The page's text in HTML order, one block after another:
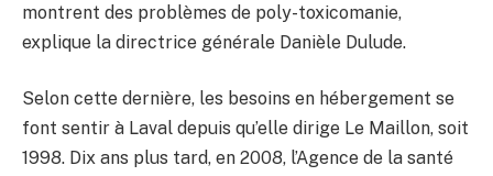
montrent des problèmes de poly-toxicomanie,
explique la directrice générale Danièle Dulude.
Selon cette dernière, les besoins en hébergement se
font sentir à Laval depuis qu’elle dirige Le Maillon, soit
1998. Dix ans plus tard, en 2008, l’Agence de la santé